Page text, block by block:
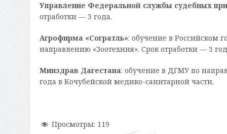
Управление Федеральной службы судебных
отработки — 3 года.
Агрофирма «Согратль»: обучение в Российском
направлению «Зоотехния». Срок отработки — 3
Минздрав Дагестана: обучение в ДГМУ по
года в Кочубейской медико-санитарной части.
Просмотры: 119